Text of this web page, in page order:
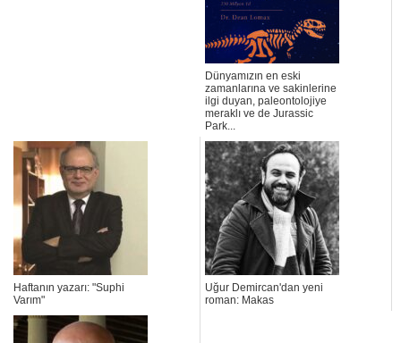
Dünyamızın en eski
zamanlarına ve sakinlerine
ilgi duyan, paleontolojiye
meraklı ve de Jurassic
Park...
Haftanın yazarı: "Suphi
Varım"
Uğur Demircan'dan yeni
roman: Makas